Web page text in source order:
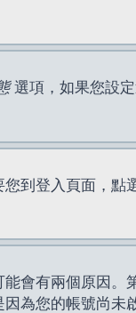
選項，如果您設
到登入頁面，點
會有兩個原因
為您的帳號尚